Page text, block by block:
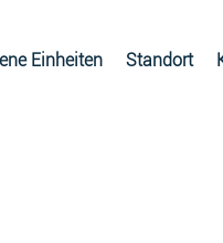
Einheiten Standort